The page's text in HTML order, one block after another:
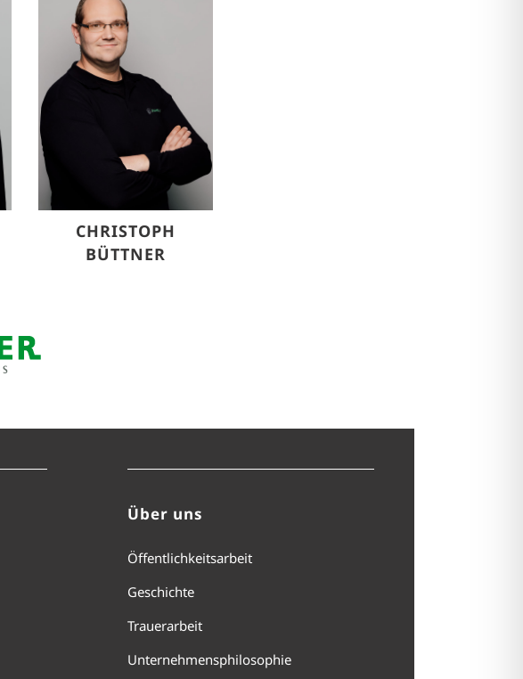
CHRISTOPH
BÜTTNER
Über uns
Öffentlichkeitsarbeit
Geschichte
Trauerarbeit
Unternehmensphilosophie